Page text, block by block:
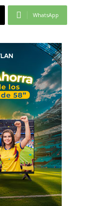
WhatsApp